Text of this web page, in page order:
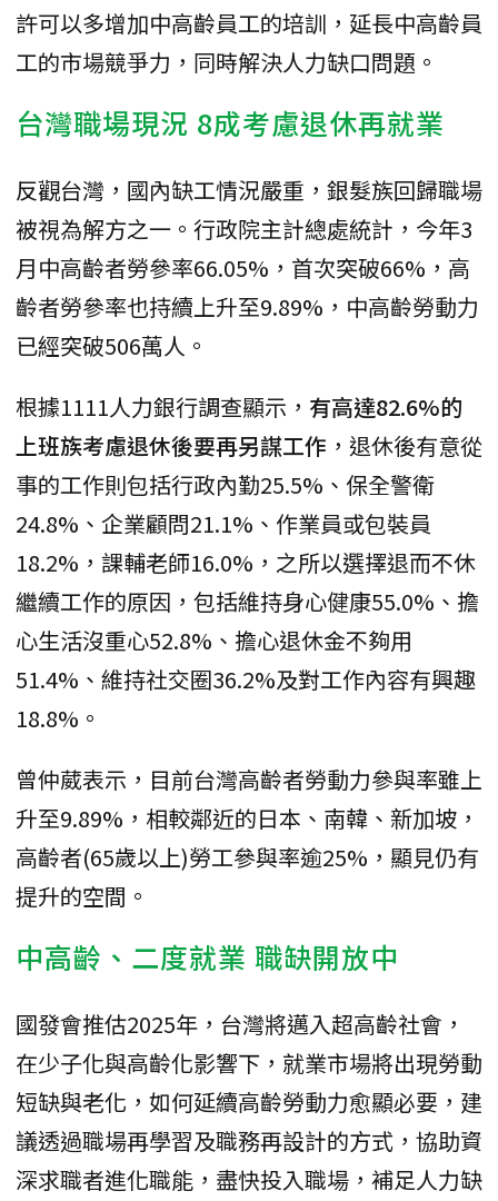
許可以多增加中高齡員工的培訓，延長中高齡員
工的市場競爭力，同時解決人力缺口問題。
台灣職場現況 8成考慮退休再就業
反觀台灣，國內缺工情況嚴重，銀髮族回歸職場
被視為解方之一。行政院主計總處統計，今年3
月中高齡者勞參率66.05%，首次突破66%，高
齡者勞參率也持續上升至9.89%，中高齡勞動力
已經突破506萬人。
根據1111人力銀行調查顯示， 有高達82.6%的
上班族考慮退休後要再另謀工作 ，退休後有意從
事的工作則包括行政內勤25.5%、保全警衛
24.8%、企業顧問21.1%、作業員或包裝員
18.2%，課輔老師16.0%，之所以選擇退而不休
繼續工作的原因，包括維持身心健康55.0%、擔
心生活沒重心52.8%、擔心退休金不夠用
51.4%、維持社交圈36.2%及對工作內容有興趣
18.8%。
曾仲葳表示，目前台灣高齡者勞動力參與率雖上
升至9.89%，相較鄰近的日本、南韓、新加坡，
高齡者(65歲以上)勞工參與率逾25%，顯見仍有
提升的空間。
中高齡、二度就業 職缺開放中
國發會推估2025年，台灣將邁入超高齡社會，
在少子化與高齡化影響下，就業市場將出現勞動
短缺與老化，如何延續高齡勞動力愈顯必要，建
議透過職場再學習及職務再設計的方式，協助資
深求職者進化職能，盡快投入職場，補足人力缺